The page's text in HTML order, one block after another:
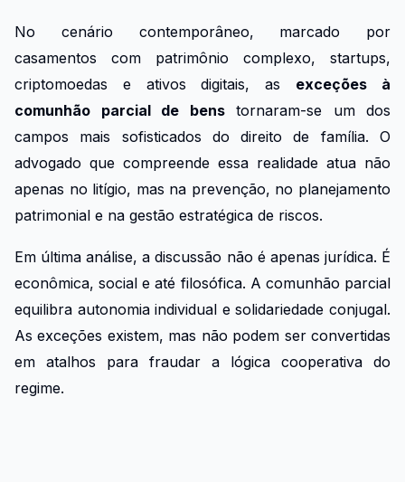
No cenário contemporâneo, marcado por
casamentos com patrimônio complexo, startups,
criptomoedas e ativos digitais, as exceções à
comunhão parcial de benstornaram-se um dos
campos mais sofisticados do direito de família. O
advogado que compreende essa realidade atua não
apenas no litígio, mas na prevenção, no planejamento
patrimonial e na gestão estratégica de riscos.
Em última análise, a discussão não é apenas jurídica. É
econômica, social e até filosófica. A comunhão parcial
equilibra autonomia individual e solidariedade conjugal.
As exceções existem, mas não podem ser convertidas
em atalhos para fraudar a lógica cooperativa do
regime.